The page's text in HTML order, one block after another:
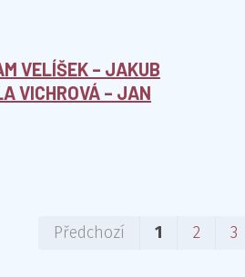
VELÍŠEK – JAKUB
VICHROVÁ – JAN
Předchozí 1 2 3